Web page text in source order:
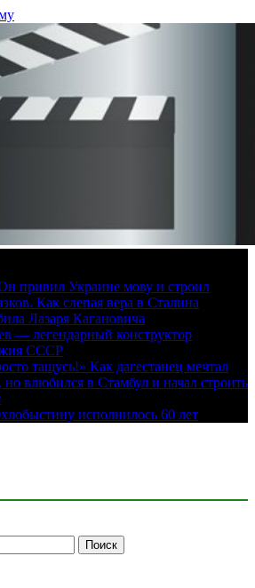
привил Украине мову и строил
Как слепая вера в Сталина
Лазаря Кагановича
— легендарный конструктор
СССР
тащусь!» Как дагестанец мечтал
но влюбился в Стамбул и начал строить
исполнилось 60 лет